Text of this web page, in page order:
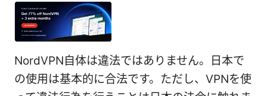
NordVPN自体は違法ではありません。日本で
の使用は基本的に合法です。ただし、VPNを使